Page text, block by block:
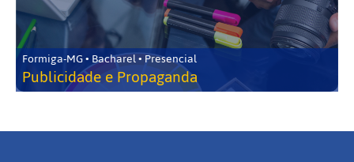
Formiga-MG • Bacharel • Presencial
Publicidade e Propaganda